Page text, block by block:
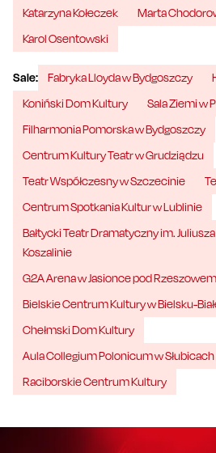
Katarzyna Kołeczek
Marta
Karol Osentowski
Sale: Fabryka Lloyda w Bydgoszczy
Koniński Dom Kultury
Sala Ziemi w
Filharmonia Pomorska w Bydgoszczy
Centrum Kultury Teatr w Grudziądzu
Teatr Współczesny w Szczecinie
Centrum Spotkania Kultur w Lublinie
Bałtycki Teatr Dramatyczny im.
Koszalinie
G2A Arena w Jasionce pod Rzeszowem
Bielskie Centrum Kultury w Bielsku-
Chełmski Dom Kultury
Aula Collegium Polonicum w Słubicach
Raciborskie Centrum Kultury